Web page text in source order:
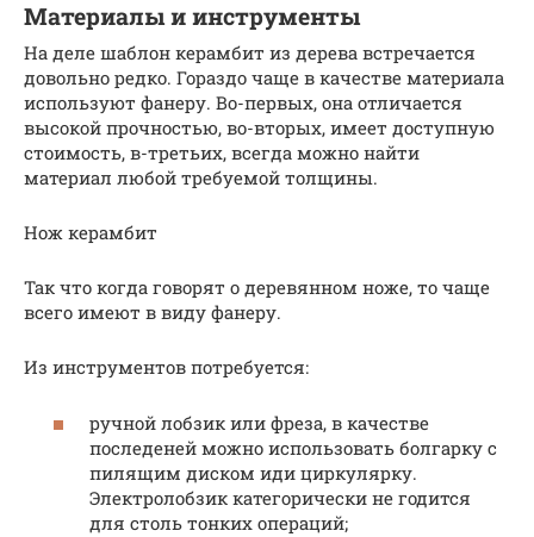
Материалы и инструменты
На деле шаблон керамбит из де­рева встречается
довольно редко. Гораздо чаще в качестве материала
используют фанеру. Во-первых, она отличается
высокой прочностью, во-вторых, имеет доступную
стоимость, в-третьих, всегда можно найти
материал любой требуемой толщины.
Нож керамбит
Так что когда говорят о деревянном ноже, то чаще
всего имеют в виду фанеру.
Из инструментов потребуется:
ручной лобзик или фреза, в качестве
последеней можно использовать болгарку с
пилящим диском иди циркулярку.
Электролобзик категорически не годится
для столь тонких операций;